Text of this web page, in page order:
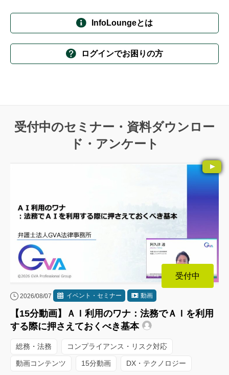
InfoLoungeとは
ログインでお困りの方
受付中のセミナー・資料ダウンロー
ド・アンケート
受付中
2026/08/07 イベント・セミナー 動画
【15分動画】ＡＩ利用のワナ：法務でＡＩを利用
する際に押さえておくべき基本
総務・法務 コンプライアンス・リスク対応
動画コンテンツ 15分動画 DX・テクノロジー